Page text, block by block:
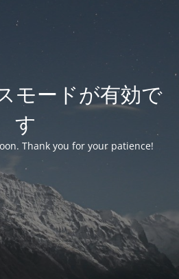
モードが有効で
す
Thank you for your patience!